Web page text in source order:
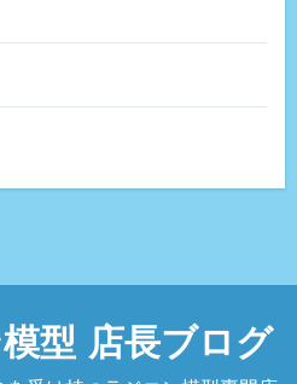
型 店長ブログ